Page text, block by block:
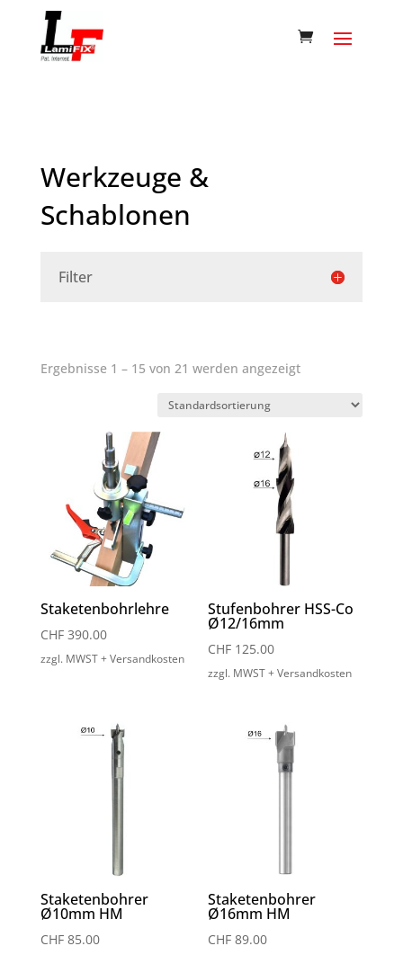
Werkzeuge &
Schablonen
Filter
Ergebnisse 1 – 15 von 21 werden angezeigt
Staketenbohrlehre
CHF390.00
zzgl. MWST + Versandkosten
Stufenbohrer HSS-Co
Ø12/16mm
CHF 125.00
zzgl. MWST + Versandkosten
Staketenbohrer
Ø10mm HM
CHF85.00
Staketenbohrer
Ø16mm HM
CHF 89.00